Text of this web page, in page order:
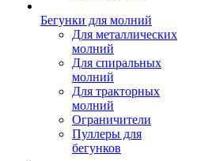
Бегунки для молний
Для металлических
молний
Для спиральных
молний
Для тракторных
молний
Ограничители
Пуллеры для
бегунков